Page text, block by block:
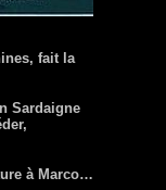
fait la
Sardaigne
à Marco…